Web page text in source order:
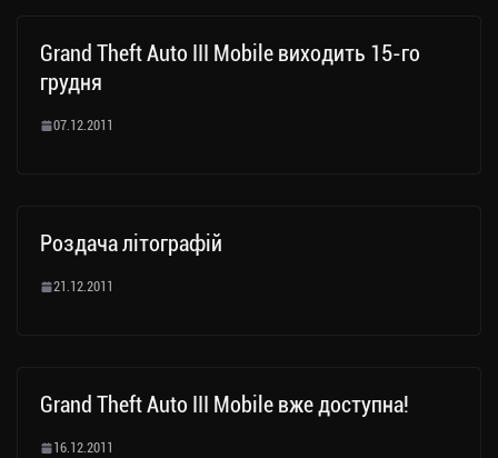
Grand Theft Auto III Mobile виходить 15-го
грудня
07.12.2011
Роздача літографій
21.12.2011
Grand Theft Auto III Mobile вже доступна!
16.12.2011